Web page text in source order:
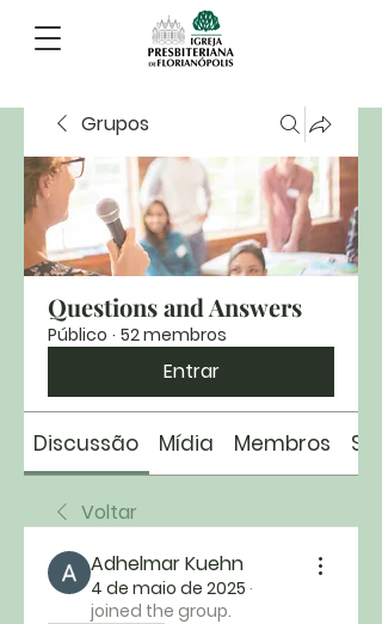
Grupos
Questions and Answers
Público · 52 membros
Entrar
Discussão Mídia Membros
Voltar
Adhelmar Kuehn
4 de maio de 2025 ·
joined the group.